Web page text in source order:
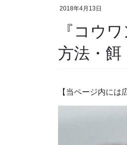
2018年4月13日
『コウ
方法・餌
【当ページ内には